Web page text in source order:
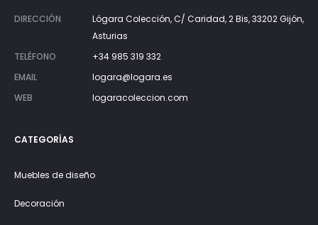
DIRECCIÓN
Lógara Colección, C/ Caridad, 2 Bis, 33202 Gijón,
Asturias
TELÉFONO
+34 985 319 332
EMAIL
logara@logara.es
WEB
logaracoleccion.com
CATEGORÍAS
Muebles de diseño
Decoración